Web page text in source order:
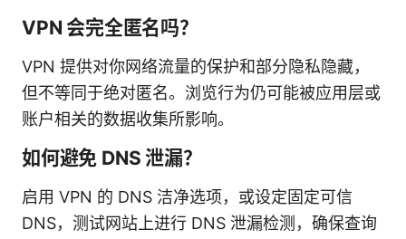
VPN 会完全匿名吗？
VPN 提供对你网络流量的保护和部分隐私隐藏，
但不等同于绝对匿名。浏览行为仍可能被应用层或
账户相关的数据收集所影响。
如何避免 DNS 泄漏？
启用 VPN 的 DNS 洁净选项，或设定固定可信
DNS，测试网站上进行 DNS 泄漏检测，确保查询